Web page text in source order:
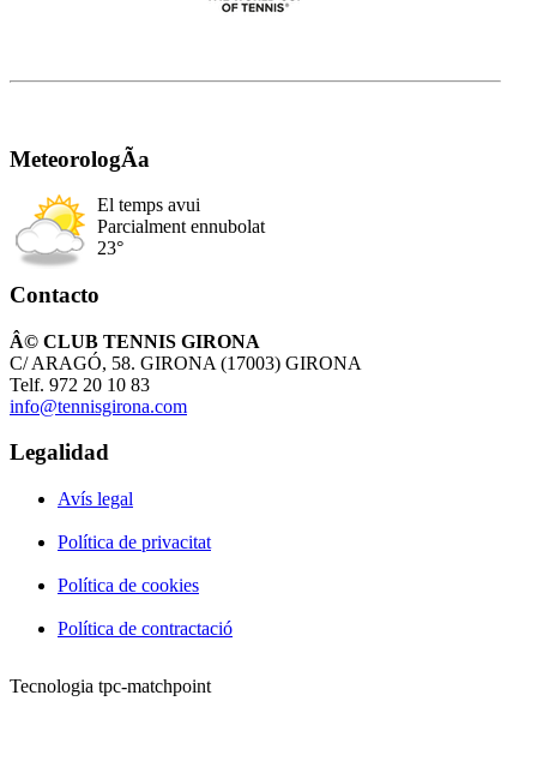
MeteorologÃ­a
El temps avui
Parcialment ennubolat
23°
Contacto
Â© CLUB TENNIS GIRONA
C/ ARAGÓ, 58. GIRONA (17003) GIRONA
Telf. 972 20 10 83
info@tennisgirona.com
Legalidad
Avís legal
Política de privacitat
Política de cookies
Política de contractació
Tecnologia tpc-matchpoint